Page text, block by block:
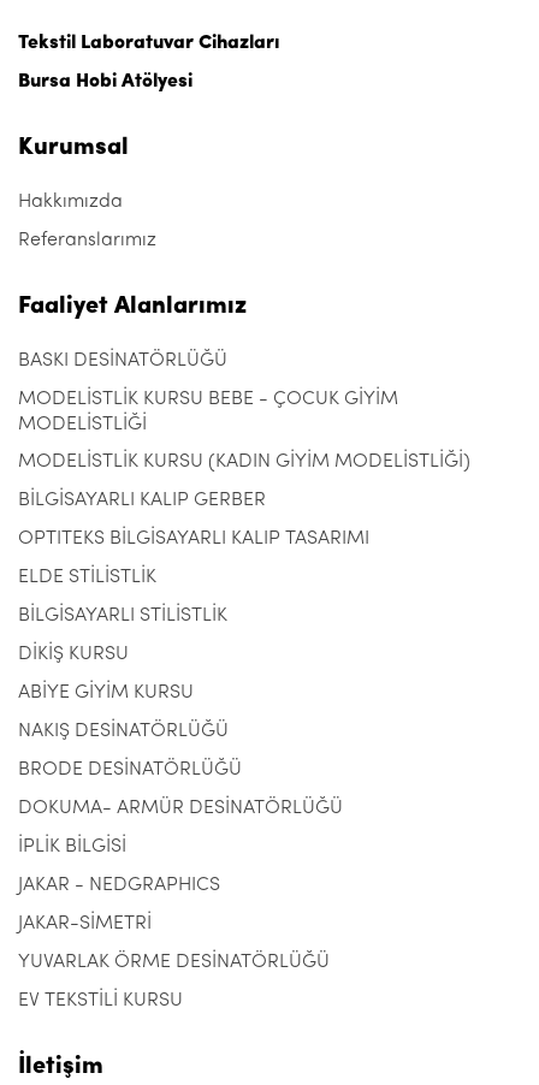
Tekstil Laboratuvar Cihazları
Bursa Hobi Atölyesi
Kurumsal
Hakkımızda
Referanslarımız
Faaliyet Alanlarımız
BASKI DESİNATÖRLÜĞÜ
MODELİSTLİK KURSU BEBE - ÇOCUK GİYİM
MODELİSTLİĞİ
MODELİSTLİK KURSU (KADIN GİYİM MODELİSTLİĞİ)
BİLGİSAYARLI KALIP GERBER
OPTITEKS BİLGİSAYARLI KALIP TASARIMI
ELDE STİLİSTLİK
BİLGİSAYARLI STİLİSTLİK
DİKİŞ KURSU
ABİYE GİYİM KURSU
NAKIŞ DESİNATÖRLÜĞÜ
BRODE DESİNATÖRLÜĞÜ
DOKUMA- ARMÜR DESİNATÖRLÜĞÜ
İPLİK BİLGİSİ
JAKAR - NEDGRAPHICS
JAKAR-SİMETRİ
YUVARLAK ÖRME DESİNATÖRLÜĞÜ
EV TEKSTİLİ KURSU
İletişim